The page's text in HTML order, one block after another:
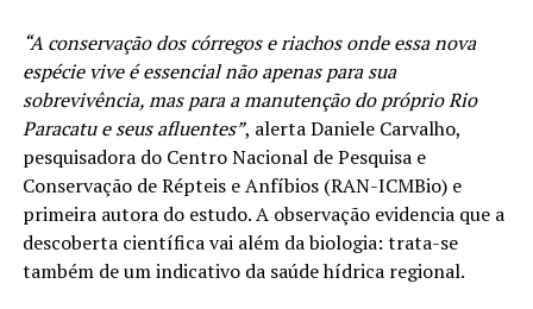
“A conservação dos córregos e riachos onde essa nova
espécie vive é essencial não apenas para sua
sobrevivência, mas para a manutenção do próprio Rio
Paracatu e seus afluentes”, alerta Daniele Carvalho,
pesquisadora do Centro Nacional de Pesquisa e
Conservação de Répteis e Anfíbios (RAN-ICMBio) e
primeira autora do estudo. A observação evidencia que a
descoberta científica vai além da biologia: trata-se
também de um indicativo da saúde hídrica regional.